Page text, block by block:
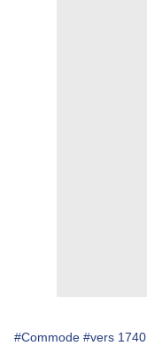
#Commode #vers 1740